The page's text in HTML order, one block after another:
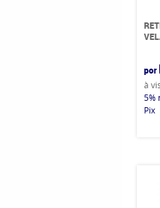
por
à
5%
Pix